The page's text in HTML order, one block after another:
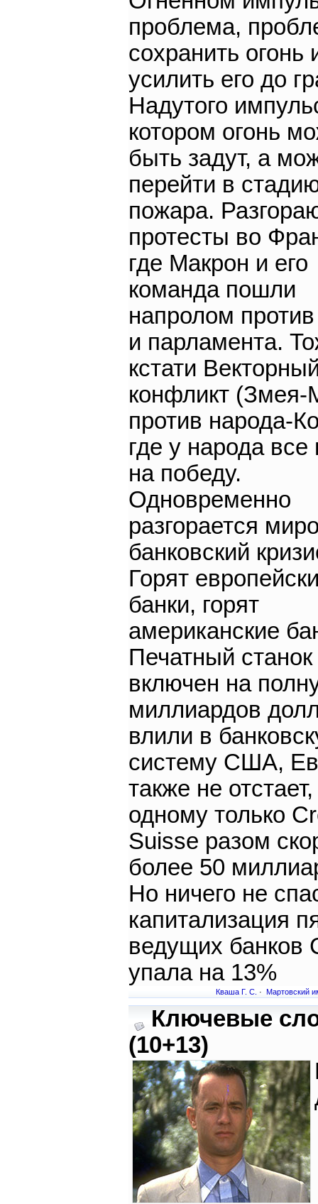
проблема,
сохранить огонь
усилить его до
Надутого
котором огонь
быть задут, а
перейти в
пожара.
протесты во
где Макрон и его
команда пошли
напролом
и парламента.
кстати
конфликт (Змея-
против народа-
где у народа
на победу.
Одновременно
разгорается
банковский
Горят
банки, горят
американские
Печатный станок
включен на
миллиардов
влили в
систему США,
также не отстает,
одному только
Suisse разом
более 50
Но ничего не
капитализация
ведущих
упала на 13%
Кваша Г. С. · Мартовский
Ключевые
(10+13)